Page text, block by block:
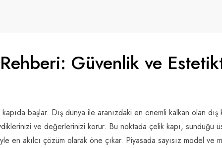
Güvenlik ve
başlar. Dış dünya ile aranızdaki en önemli kalkan olan dış
ve değerlerinizi korur. Bu noktada çelik kapı, sunduğu
en akılcı çözüm olarak öne çıkar. Piyasada sayısız model ve